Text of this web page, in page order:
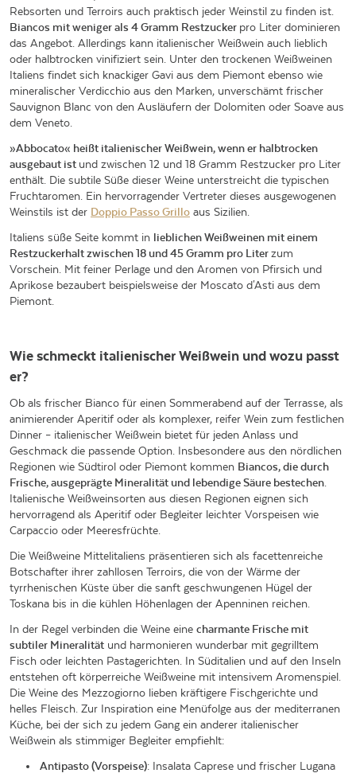
Rebsorten und Terroirs auch praktisch jeder Weinstil zu finden ist.
Biancos mit weniger als 4 Gramm Restzucker pro Liter dominieren
das Angebot. Allerdings kann italienischer Weißwein auch lieblich
oder halbtrocken vinifiziert sein. Unter den trockenen Weißweinen
Italiens findet sich knackiger Gavi aus dem Piemont ebenso wie
mineralischer Verdicchio aus den Marken, unverschämt frischer
Sauvignon Blanc von den Ausläufern der Dolomiten oder Soave aus
dem Veneto.
»Abbocato« heißt italienischer Weißwein, wenn er halbtrocken
ausgebaut ist und zwischen 12 und 18 Gramm Restzucker pro Liter
enthält. Die subtile Süße dieser Weine unterstreicht die typischen
Fruchtaromen. Ein hervorragender Vertreter dieses ausgewogenen
Weinstils ist der Doppio Passo Grillo aus Sizilien.
Italiens süße Seite kommt in lieblichen Weißweinen mit einem
Restzuckerhalt zwischen 18 und 45 Gramm pro Literzum
Vorschein. Mit feiner Perlage und den Aromen von Pfirsich und
Aprikose bezaubert beispielsweise der Moscato d'Asti aus dem
Piemont.
Wie schmeckt italienischer Weißwein und wozu passt
er?
Ob als frischer Bianco für einen Sommerabend auf der Terrasse, als
animierender Aperitif oder als komplexer, reifer Wein zum festlichen
Dinner – italienischer Weißwein bietet für jeden Anlass und
Geschmack die passende Option. Insbesondere aus den nördlichen
Regionen wie Südtirol oder Piemont kommen Biancos, die durch
Frische, ausgeprägte Mineralität und lebendige Säure bestechen
Italienische Weißweinsorten aus diesen Regionen eignen sich
hervorragend als Aperitif oder Begleiter leichter Vorspeisen wie
Carpaccio oder Meeresfrüchte.
Die Weißweine Mittelitaliens präsentieren sich als facettenreiche
Botschafter ihrer zahllosen Terroirs, die von der Wärme der
tyrrhenischen Küste über die sanft geschwungenen Hügel der
Toskana bis in die kühlen Höhenlagen der Apenninen reichen.
In der Regel verbinden die Weine eine charmante Frische mit
subtiler Mineralität und harmonieren wunderbar mit gegrilltem
Fisch oder leichten Pastagerichten. In Süditalien und auf den Inseln
entstehen oft körperreiche Weißweine mit intensivem Aromenspiel.
Die Weine des Mezzogiorno lieben kräftigere Fischgerichte und
helles Fleisch. Zur Inspiration eine Menüfolge aus der mediterranen
Küche, bei der sich zu jedem Gang ein anderer italienischer
Weißwein als stimmiger Begleiter empfiehlt:
Antipasto (Vorspeise): Insalata Caprese und frischer Lugana